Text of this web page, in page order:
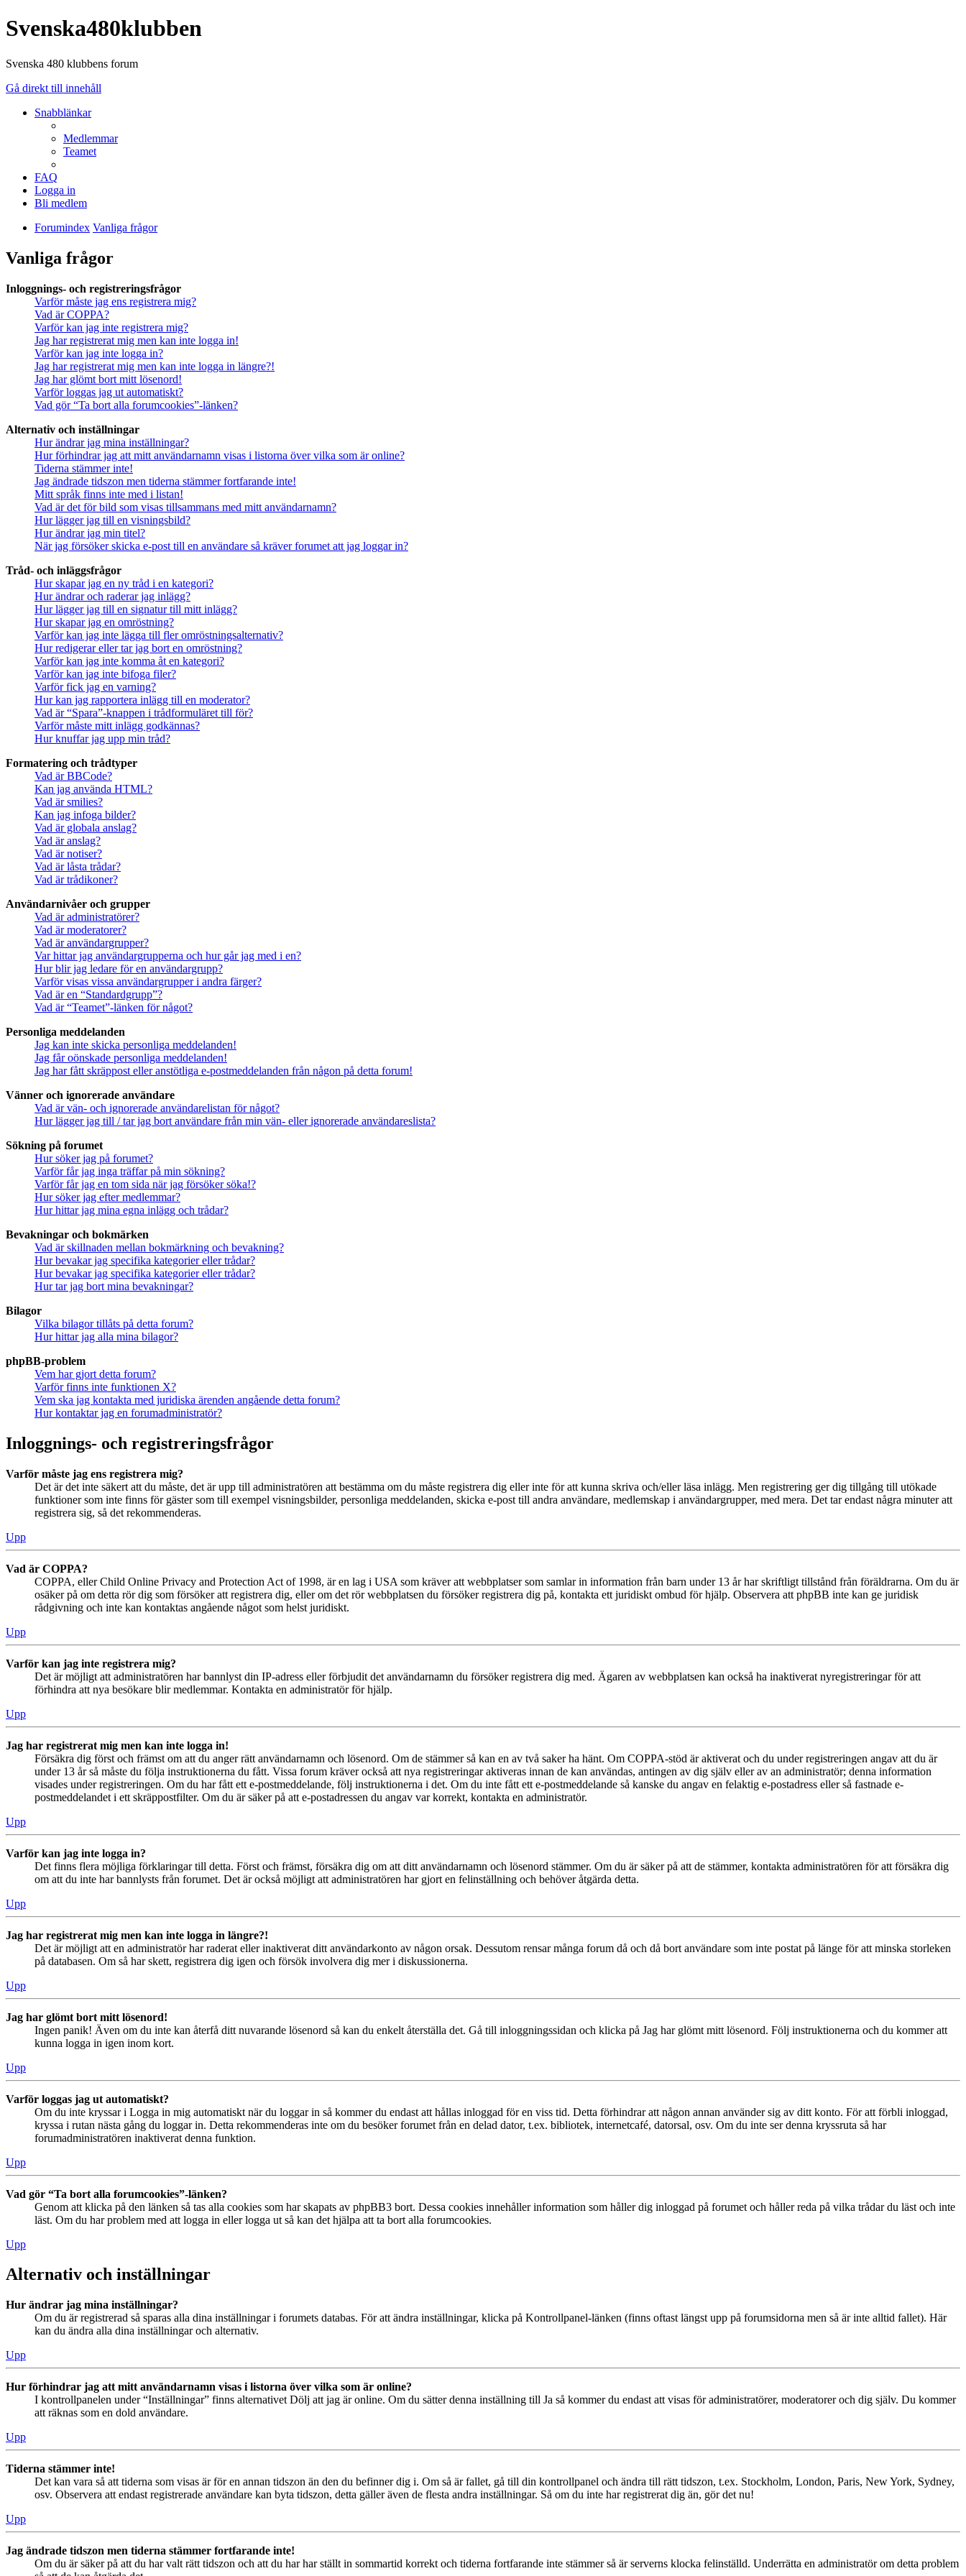
Svenska480klubben
Svenska 480 klubbens forum
Gå direkt till innehåll
Snabblänkar
Medlemmar
Teamet
FAQ
Logga in
Bli medlem
Forumindex Vanliga frågor
Vanliga frågor
Inloggnings- och registreringsfrågor
Varför måste jag ens registrera mig?
Vad är COPPA?
Varför kan jag inte registrera mig?
Jag har registrerat mig men kan inte logga in!
Varför kan jag inte logga in?
Jag har registrerat mig men kan inte logga in längre?!
Jag har glömt bort mitt lösenord!
Varför loggas jag ut automatiskt?
Vad gör “Ta bort alla forumcookies”-länken?
Alternativ och inställningar
Hur ändrar jag mina inställningar?
Hur förhindrar jag att mitt användarnamn visas i listorna över vilka som är online?
Tiderna stämmer inte!
Jag ändrade tidszon men tiderna stämmer fortfarande inte!
Mitt språk finns inte med i listan!
Vad är det för bild som visas tillsammans med mitt användarnamn?
Hur lägger jag till en visningsbild?
Hur ändrar jag min titel?
När jag försöker skicka e-post till en användare så kräver forumet att jag loggar in?
Tråd- och inläggsfrågor
Hur skapar jag en ny tråd i en kategori?
Hur ändrar och raderar jag inlägg?
Hur lägger jag till en signatur till mitt inlägg?
Hur skapar jag en omröstning?
Varför kan jag inte lägga till fler omröstningsalternativ?
Hur redigerar eller tar jag bort en omröstning?
Varför kan jag inte komma åt en kategori?
Varför kan jag inte bifoga filer?
Varför fick jag en varning?
Hur kan jag rapportera inlägg till en moderator?
Vad är “Spara”-knappen i trådformuläret till för?
Varför måste mitt inlägg godkännas?
Hur knuffar jag upp min tråd?
Formatering och trådtyper
Vad är BBCode?
Kan jag använda HTML?
Vad är smilies?
Kan jag infoga bilder?
Vad är globala anslag?
Vad är anslag?
Vad är notiser?
Vad är låsta trådar?
Vad är trådikoner?
Användarnivåer och grupper
Vad är administratörer?
Vad är moderatorer?
Vad är användargrupper?
Var hittar jag användargrupperna och hur går jag med i en?
Hur blir jag ledare för en användargrupp?
Varför visas vissa användargrupper i andra färger?
Vad är en “Standardgrupp”?
Vad är “Teamet”-länken för något?
Personliga meddelanden
Jag kan inte skicka personliga meddelanden!
Jag får oönskade personliga meddelanden!
Jag har fått skräppost eller anstötliga e-postmeddelanden från någon på detta forum!
Vänner och ignorerade användare
Vad är vän- och ignorerade användarelistan för något?
Hur lägger jag till / tar jag bort användare från min vän- eller ignorerade användareslista?
Sökning på forumet
Hur söker jag på forumet?
Varför får jag inga träffar på min sökning?
Varför får jag en tom sida när jag försöker söka!?
Hur söker jag efter medlemmar?
Hur hittar jag mina egna inlägg och trådar?
Bevakningar och bokmärken
Vad är skillnaden mellan bokmärkning och bevakning?
Hur bevakar jag specifika kategorier eller trådar?
Hur bevakar jag specifika kategorier eller trådar?
Hur tar jag bort mina bevakningar?
Bilagor
Vilka bilagor tillåts på detta forum?
Hur hittar jag alla mina bilagor?
phpBB-problem
Vem har gjort detta forum?
Varför finns inte funktionen X?
Vem ska jag kontakta med juridiska ärenden angående detta forum?
Hur kontaktar jag en forumadministratör?
Inloggnings- och registreringsfrågor
Varför måste jag ens registrera mig?
Det är det inte säkert att du måste, det är upp till administratören att bestämma om du måste registrera dig eller inte för att kunna skriva och/eller läsa inlägg. Men registrering ger dig tillgång till utökade
funktioner som inte finns för gäster som till exempel visningsbilder, personliga meddelanden, skicka e-post till andra användare, medlemskap i användargrupper, med mera. Det tar endast några minuter att
registrera sig, så det rekommenderas.
Upp
Vad är COPPA?
COPPA, eller Child Online Privacy and Protection Act of 1998, är en lag i USA som kräver att webbplatser som samlar in information från barn under 13 år har skriftligt tillstånd från föräldrarna. Om du är
osäker på om detta rör dig som försöker att registrera dig, eller om det rör webbplatsen du försöker registrera dig på, kontakta ett juridiskt ombud för hjälp. Observera att phpBB inte kan ge juridisk
rådgivning och inte kan kontaktas angående något som helst juridiskt.
Upp
Varför kan jag inte registrera mig?
Det är möjligt att administratören har bannlyst din IP-adress eller förbjudit det användarnamn du försöker registrera dig med. Ägaren av webbplatsen kan också ha inaktiverat nyregistreringar för att
förhindra att nya besökare blir medlemmar. Kontakta en administratör för hjälp.
Upp
Jag har registrerat mig men kan inte logga in!
Försäkra dig först och främst om att du anger rätt användarnamn och lösenord. Om de stämmer så kan en av två saker ha hänt. Om COPPA-stöd är aktiverat och du under registreringen angav att du är
under 13 år så måste du följa instruktionerna du fått. Vissa forum kräver också att nya registreringar aktiveras innan de kan användas, antingen av dig själv eller av an administratör; denna information
visades under registreringen. Om du har fått ett e-postmeddelande, följ instruktionerna i det. Om du inte fått ett e-postmeddelande så kanske du angav en felaktig e-postadress eller så fastnade e-
postmeddelandet i ett skräppostfilter. Om du är säker på att e-postadressen du angav var korrekt, kontakta en administratör.
Upp
Varför kan jag inte logga in?
Det finns flera möjliga förklaringar till detta. Först och främst, försäkra dig om att ditt användarnamn och lösenord stämmer. Om du är säker på att de stämmer, kontakta administratören för att försäkra dig
om att du inte har bannlysts från forumet. Det är också möjligt att administratören har gjort en felinställning och behöver åtgärda detta.
Upp
Jag har registrerat mig men kan inte logga in längre?!
Det är möjligt att en administratör har raderat eller inaktiverat ditt användarkonto av någon orsak. Dessutom rensar många forum då och då bort användare som inte postat på länge för att minska storleken
på databasen. Om så har skett, registrera dig igen och försök involvera dig mer i diskussionerna.
Upp
Jag har glömt bort mitt lösenord!
Ingen panik! Även om du inte kan återfå ditt nuvarande lösenord så kan du enkelt återställa det. Gå till inloggningssidan och klicka på Jag har glömt mitt lösenord. Följ instruktionerna och du kommer att
kunna logga in igen inom kort.
Upp
Varför loggas jag ut automatiskt?
Om du inte kryssar i Logga in mig automatiskt när du loggar in så kommer du endast att hållas inloggad för en viss tid. Detta förhindrar att någon annan använder sig av ditt konto. För att förbli inloggad,
kryssa i rutan nästa gång du loggar in. Detta rekommenderas inte om du besöker forumet från en delad dator, t.ex. bibliotek, internetcafé, datorsal, osv. Om du inte ser denna kryssruta så har
forumadministratören inaktiverat denna funktion.
Upp
Vad gör “Ta bort alla forumcookies”-länken?
Genom att klicka på den länken så tas alla cookies som har skapats av phpBB3 bort. Dessa cookies innehåller information som håller dig inloggad på forumet och håller reda på vilka trådar du läst och inte
läst. Om du har problem med att logga in eller logga ut så kan det hjälpa att ta bort alla forumcookies.
Upp
Alternativ och inställningar
Hur ändrar jag mina inställningar?
Om du är registrerad så sparas alla dina inställningar i forumets databas. För att ändra inställningar, klicka på Kontrollpanel-länken (finns oftast längst upp på forumsidorna men så är inte alltid fallet). Här
kan du ändra alla dina inställningar och alternativ.
Upp
Hur förhindrar jag att mitt användarnamn visas i listorna över vilka som är online?
I kontrollpanelen under “Inställningar” finns alternativet Dölj att jag är online. Om du sätter denna inställning till Ja så kommer du endast att visas för administratörer, moderatorer och dig själv. Du kommer
att räknas som en dold användare.
Upp
Tiderna stämmer inte!
Det kan vara så att tiderna som visas är för en annan tidszon än den du befinner dig i. Om så är fallet, gå till din kontrollpanel och ändra till rätt tidszon, t.ex. Stockholm, London, Paris, New York, Sydney,
osv. Observera att endast registrerade användare kan byta tidszon, detta gäller även de flesta andra inställningar. Så om du inte har registrerat dig än, gör det nu!
Upp
Jag ändrade tidszon men tiderna stämmer fortfarande inte!
Om du är säker på att du har valt rätt tidszon och att du har har ställt in sommartid korrekt och tiderna fortfarande inte stämmer så är serverns klocka felinställd. Underrätta en administratör om detta problem